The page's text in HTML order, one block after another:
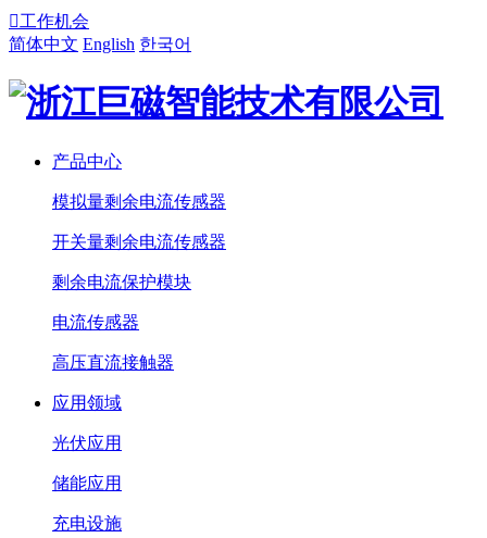
工作机会
简体中文 English 한국어
产品中心
模拟量剩余电流传感器
开关量剩余电流传感器
剩余电流保护模块
电流传感器
高压直流接触器
应用领域
光伏应用
储能应用
充电设施